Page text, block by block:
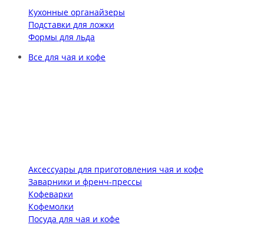
Кухонные органайзеры
Подставки для ложки
Формы для льда
Все для чая и кофе
Аксессуары для приготовления чая и кофе
Заварники и френч-прессы
Кофеварки
Кофемолки
Посуда для чая и кофе